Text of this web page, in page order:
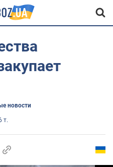
новости
т.